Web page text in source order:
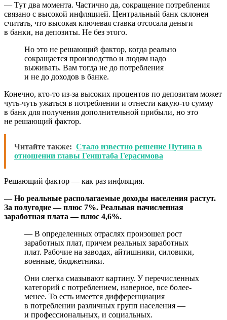
— Тут два момента. Частично да, сокращение потребления
связано с высокой инфляцией. Центральный банк склонен
считать, что высокая ключевая ставка отсосала деньги
в банки, на депозиты. Не без этого.
Но это не решающий фактор, когда реально
сокращается производство и людям надо
выживать. Вам тогда не до потребления
и не до доходов в банке.
Конечно, кто-то из-за высоких процентов по депозитам может
чуть-чуть ужаться в потреблении и отнести какую-то сумму
в банк для получения дополнительной прибыли, но это
не решающий фактор.
Читайте также: Стало известно решение Путина в
отношении главы Генштаба Герасимова
Решающий фактор — как раз инфляция.
— Но реальные располагаемые доходы населения растут.
За полугодие — плюс 7%. Реальная начисленная
заработная плата — плюс 4,6%.
— В определенных отраслях произошел рост
заработных плат, причем реальных заработных
плат. Рабочие на заводах, айтишники, силовики,
военные, бюджетники.
Они слегка смазывают картину. У перечисленных
категорий с потреблением, наверное, все более-
менее. То есть имеется дифференциация
в потреблении различных групп населения —
и профессиональных, и социальных.